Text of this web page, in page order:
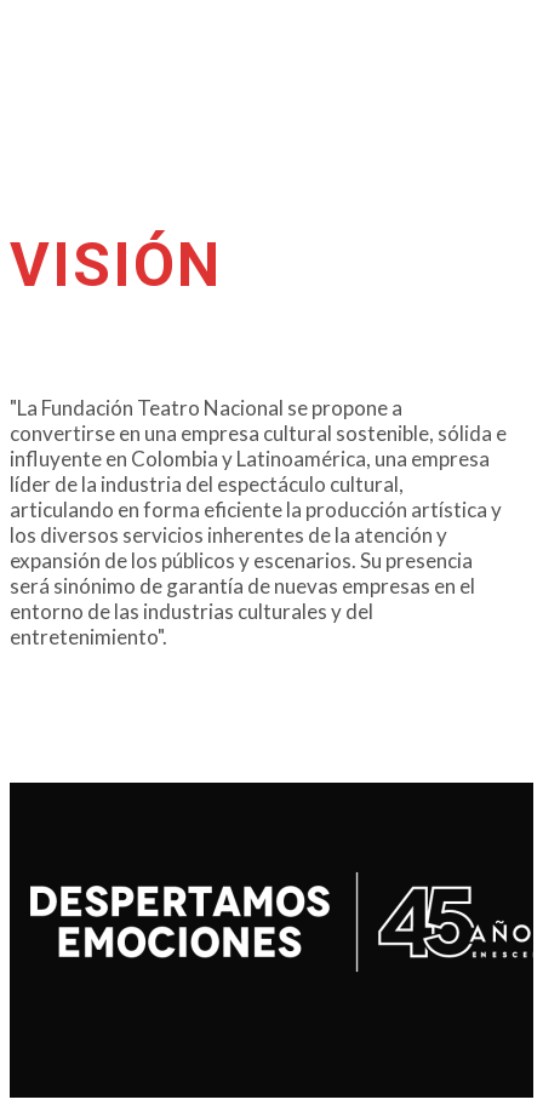
VISIÓN
"La Fundación Teatro Nacional se propone a
convertirse en una empresa cultural sostenible, sólida e
influyente en Colombia y Latinoamérica, una empresa
líder de la industria del espectáculo cultural,
articulando en forma eficiente la producción artística y
los diversos servicios inherentes de la atención y
expansión de los públicos y escenarios. Su presencia
será sinónimo de garantía de nuevas empresas en el
entorno de las industrias culturales y del
entretenimiento".